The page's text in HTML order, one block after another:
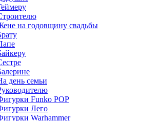
на годовщину свадьбы
день семьи
Funko POP
Лего
Warhammer